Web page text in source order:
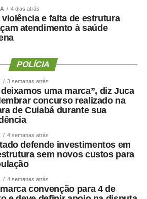
Messenger
LinkedIn
Share
4 dias atrás
violência e falta de estrutura
atendimento à saúde
POLÍCIA
3 semanas atrás
deixamos uma marca”, diz Juca
concurso realizado na
de Cuiabá durante sua
4 semanas atrás
defende investimentos em
sem novos custos para
4 semanas atrás
convenção para 4 de